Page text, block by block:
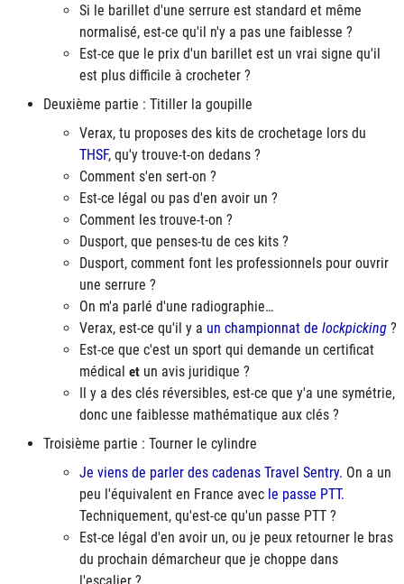
Si le barillet d'une serrure est standard et même
normalisé, est-ce qu'il n'y a pas une faiblesse ?
Est-ce que le prix d'un barillet est un vrai signe qu'il
est plus difficile à crocheter ?
Deuxième partie : Titiller la goupille
Verax, tu proposes des kits de crochetage lors du
THSF, qu'y trouve-t-on dedans ?
Comment s'en sert-on ?
Est-ce légal ou pas d'en avoir un ?
Comment les trouve-t-on ?
Dusport, que penses-tu de ces kits ?
Dusport, comment font les professionnels pour ouvrir
une serrure ?
On m'a parlé d'une radiographie…
Verax, est-ce qu'il y a un championnat de lockpicking ?
Est-ce que c'est un sport qui demande un certificat
médical et un avis juridique ?
Il y a des clés réversibles, est-ce que y'a une symétrie,
donc une faiblesse mathématique aux clés ?
Troisième partie : Tourner le cylindre
Je viens de parler des cadenas Travel Sentry. On a un
peu l'équivalent en France avec le passe PTT.
Techniquement, qu'est-ce qu'un passe PTT ?
Est-ce légal d'en avoir un, ou je peux retourner le bras
du prochain démarcheur que je choppe dans
l'escalier ?